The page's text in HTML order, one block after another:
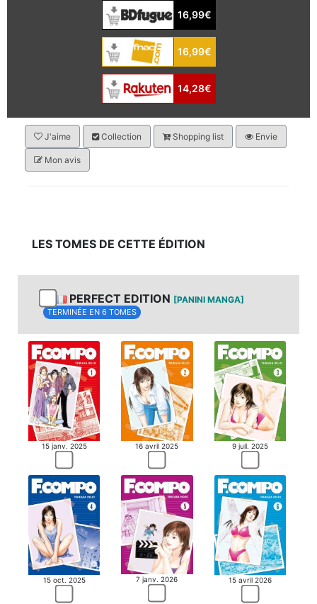
16,99€
16,99€
14,28€
J'aime Collection Shopping list Envie
Mon avis
LES TOMES DE CETTE ÉDITION
PERFECT EDITION [PANINI MANGA]
TERMINÉE EN 6 TOMES
15 janv. 2025 16 avril 2025 9 juil. 2025
15 oct. 2025 7 janv. 2026 15 avril 2026